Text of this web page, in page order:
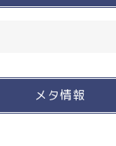
メタ情報